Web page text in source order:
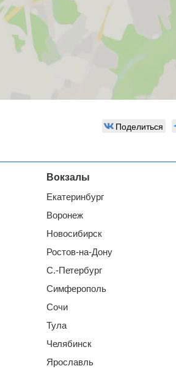
Поделиться
Вокзалы
Екатеринбург
Воронеж
Новосибирск
Ростов-на-Дону
С.-Петербург
Симферополь
Сочи
Тула
Челябинск
Ярославль